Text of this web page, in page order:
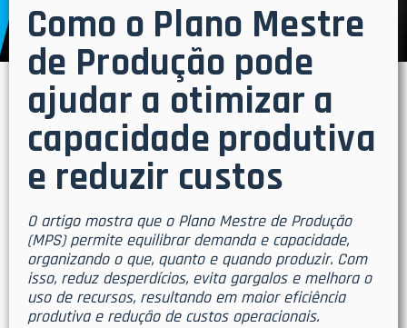
Como o Plano Mestre
de Produção pode
ajudar a otimizar a
capacidade produtiva
e reduzir custos
O artigo mostra que o Plano Mestre de Produção
(MPS) permite equilibrar demanda e capacidade,
organizando o que, quanto e quando produzir. Com
isso, reduz desperdícios, evita gargalos e melhora o
uso de recursos, resultando em maior eficiência
produtiva e redução de custos operacionais.